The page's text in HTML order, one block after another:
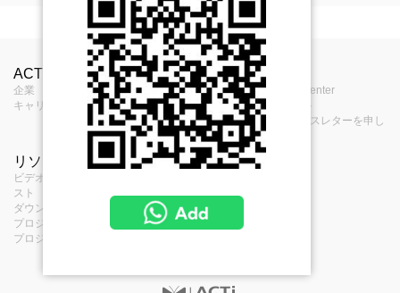
製品プロフィール
ズームガンカメラ
アプリケーショ
屋内/屋外
最大解像度
2MP
イメージセンサ
ー
プログレッシブスキャンCMOS
センサーサイズ
有効画素数
1945(H) X 1097(V) (2.13 MP)
保管されたものを見る
Product Specifications
Camera Firmware V7.14.13 Release
Notes (320KB)
Camera Firmware V7.13.04 Release
Notes (336KB)
I29 Datasheet (568KB)
Software & Firmware Download
Camera Firmware V7.13.04 (33MB)
Videos
36x Zoom Video
MSRP in United States
中止されたものを見る
パーツの取り付け - カメラマウント
PMAX-0402
ACTiについて
企業
キャリア
お問合せ
お問合せ
購入場所
フィードバック
Press Center
イベント
eニュースレターを申し
リソース
ビデオクリップとプレイリ
スト
ダウンロード・センター
プロジェクト・プランナー
プロジェクトの参考文献
項目
個人情報保護方針
クッキー・ポリシ
ー